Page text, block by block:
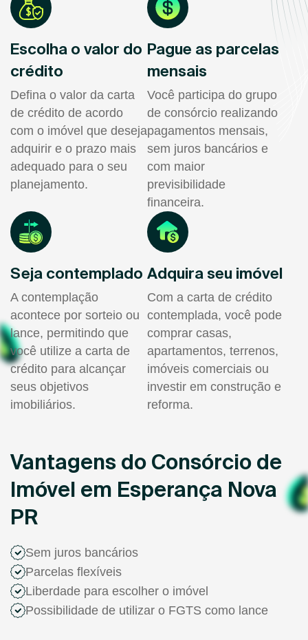
Escolha o valor do
crédito
Defina o valor da carta
de crédito de acordo
com o imóvel que deseja
adquirir e o prazo mais
adequado para o seu
planejamento.
Pague as parcelas
mensais
Você participa do grupo
de consórcio realizando
pagamentos mensais,
sem juros bancários e
com maior
previsibilidade
financeira.
Seja contemplado
A contemplação
acontece por sorteio ou
lance, permitindo que
você utilize a carta de
crédito para alcançar
seus objetivos
imobiliários.
Adquira seu imóvel
Com a carta de crédito
contemplada, você pode
comprar casas,
apartamentos, terrenos,
imóveis comerciais ou
investir em construção e
reforma.
Vantagens do Consórcio de
Imóvel em Esperança Nova
PR
Sem juros bancários
Parcelas flexíveis
Liberdade para escolher o imóvel
Possibilidade de utilizar o FGTS como lance